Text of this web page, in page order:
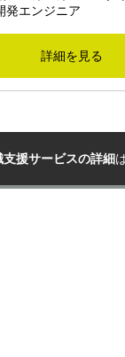
エンジニア
詳細を見る
支援サービスの詳細